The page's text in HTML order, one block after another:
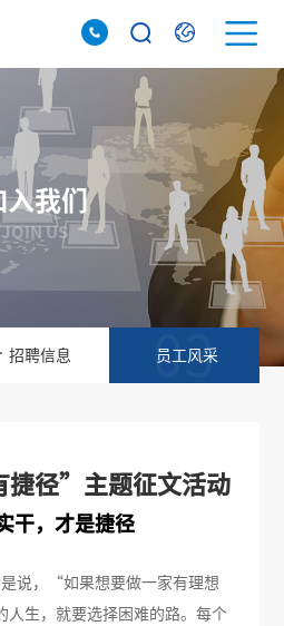
入我们
JOIN US
. 招聘信息
02 员工风采
03
捷径”主题征文活动
干，才是捷径
说，“如果想要做一家有理想
人生，就要选择困难的路。每个